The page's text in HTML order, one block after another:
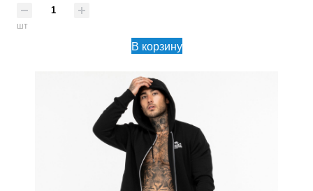
шт
В корзину